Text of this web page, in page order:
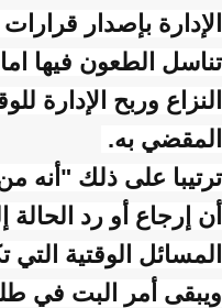
الإدارة بإصدار
تناسل الطعون فيها
النزاع وربح
المقضي به.
ترتيبا على ذلك "أنه
أن إرجاع أو رد
المسائل الوقتية
ويبقى أمر البت في